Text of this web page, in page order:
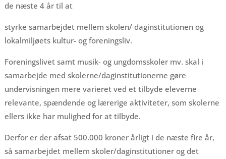
de næste 4 år til at
styrke samarbejdet mellem skolen/ daginstitutionen og
lokalmiljøets kultur- og foreningsliv.
Foreningslivet samt musik- og ungdomsskoler mv. skal i
samarbejde med skolerne/daginstitutionerne gøre
undervisningen mere varieret ved et tilbyde eleverne
relevante, spændende og lærerige aktiviteter, som skolerne
ellers ikke har mulighed for at tilbyde.
Derfor er der afsat 500.000 kroner årligt i de næste fire år,
så samarbejdet mellem skoler/daginstitutioner og det